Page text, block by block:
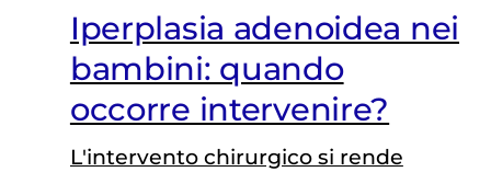
Iperplasia adenoidea nei
bambini: quando
occorre intervenire?
L'intervento chirurgico si rende